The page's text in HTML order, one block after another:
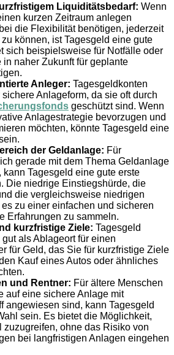
Liquiditätsbedarf: Wenn
kurzen Zeitraum anlegen
die Flexibilität benötigen, jederzeit
können, ist Tagesgeld eine gute
sich beispielsweise für Notfälle oder
in naher Zukunft für geplante
Anleger: Tagesgeldkonten
Anlageform, da sie oft durch
geschützt sind. Wenn
Anlagestrategie bevorzugen und
möchten, könnte Tagesgeld eine
der Geldanlage: Für
gerade mit dem Thema Geldanlage
kann Tagesgeld eine gute erste
Die niedrige Einstiegshürde, die
die vergleichsweise niedrigen
zu einer einfachen und sicheren
Erfahrungen zu sammeln.
kurzfristige Ziele: Tagesgeld
als Ablageort für einen
für Geld, das Sie für kurzfristige Ziele
Kauf eines Autos oder ähnliches
und Rentner: Für ältere Menschen
auf eine sichere Anlage mit
angewiesen sind, kann Tagesgeld
sein. Es bietet die Möglichkeit,
zuzugreifen, ohne das Risiko von
bei langfristigen Anlagen eingehen